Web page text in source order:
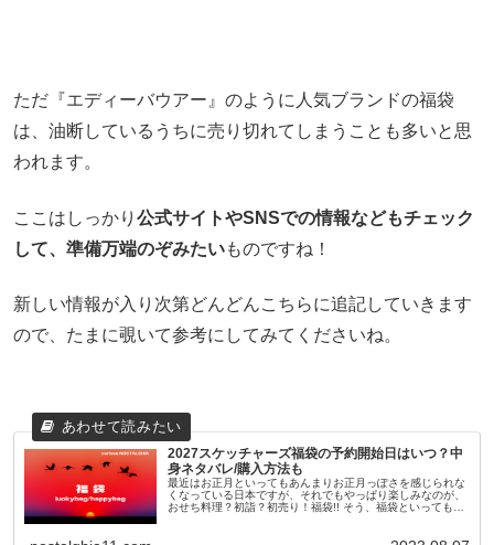
ただ『エディーバウアー』のように人気ブランドの福袋
は、油断しているうちに売り切れてしまうことも多いと思
われます。
ここはしっかり 公式サイトやSNSでの情報などもチェック
して、準備万端のぞみたいものですね！
新しい情報が入り次第どんどんこちらに追記していきます
ので、たまに覗いて参考にしてみてくださいね。
2027スケッチャーズ福袋の予約開始日はいつ？中
身ネタバレ/購入方法も
最近はお正月といってもあんまりお正月っぽさを感じられな
くなっている日本ですが、それでもやっぱり楽しみなのが、
おせち料理？初詣？初売り！福袋!! そう、福袋といっても最